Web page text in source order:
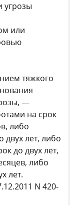
угрозы
или
тяжкого
—
на срок
либо
лет, либо
до двух лет,
либо
лет.
N 420-